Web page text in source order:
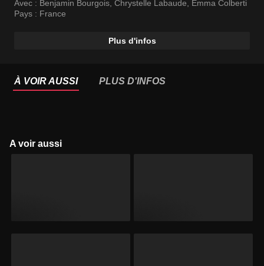
Avec : Benjamin Bourgois, Chrystelle Labaude, Emma Colberti
Pays : France
Plus d'infos
À VOIR AUSSI PLUS D'INFOS
A voir aussi